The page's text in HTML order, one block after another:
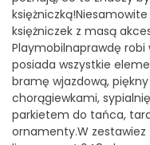
księżniczek z masą
Playmobilnaprawdę robi
posiada wszystkie
bramę wjazdową,
chorągiewkami,
parkietem do tańca,
ornamenty.W zestawiez